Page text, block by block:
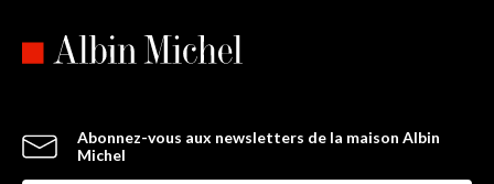
Abonnez-vous aux newsletters de la maison Albin
Michel